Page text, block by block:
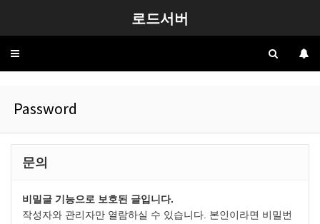
로드서버
Toggle
Password
문의
비밀글 기능으로 보호된 글입니다.
작성자와 관리자만 열람하실 수 있습니다. 본인이라면 비밀번